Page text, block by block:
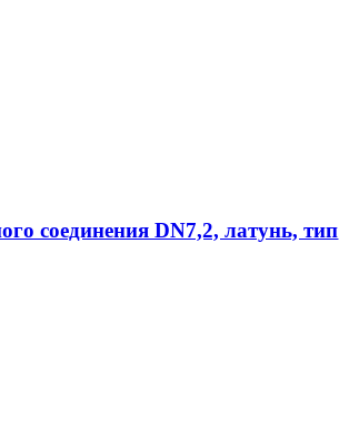
соединения DN7,2, латунь, тип